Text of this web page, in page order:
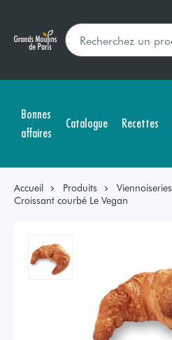
Bonnes
affaires
Catalogue Recettes
Accueil Produits Viennoiseries
Croissant courbé Le Vegan